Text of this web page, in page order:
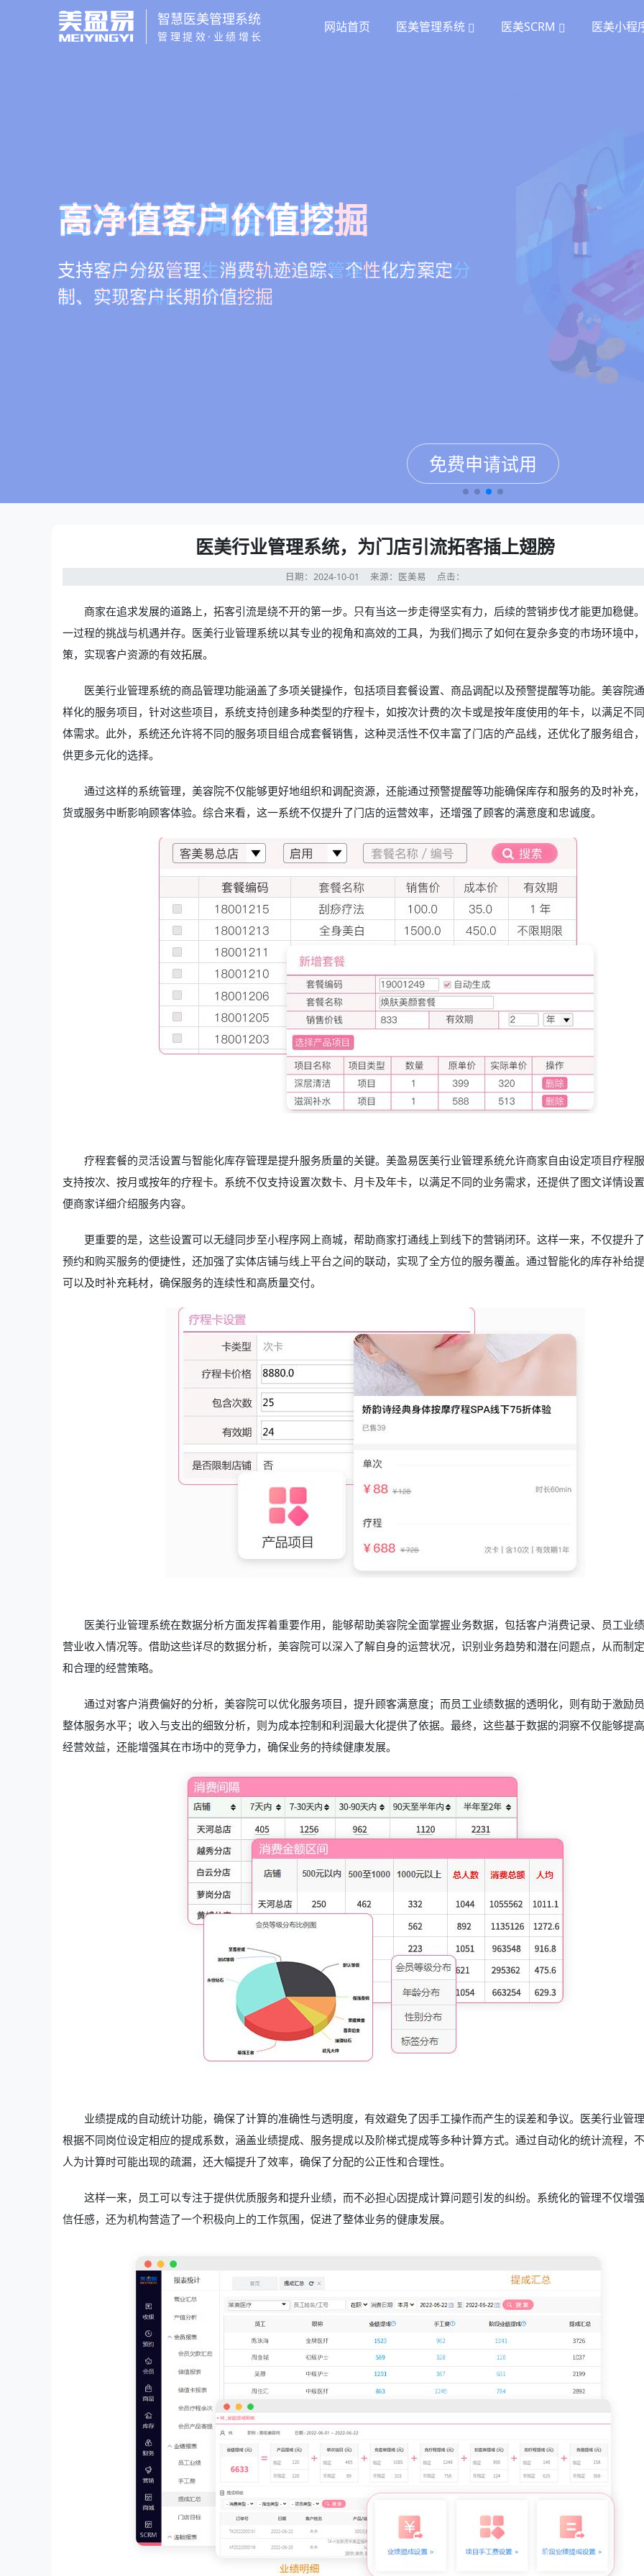
智慧医美管理系统
管理提效·业绩增长
网站首页 医美管理系统 医美SCRM 医美小程
智慧医美管理系统
一站式解决医美机构预约、咨询、手术安排、会员管
理、财务核算全流程管理
免费申请试用
医疗资源调度管理
支持电子病历、医生排班、手术室管理、智能预约分
配，科学安排医疗资源
免费申请试用
高净值客户价值挖掘
支持客户分级管理、消费轨迹追踪、个性化方案定
制、实现客户长期价值挖掘
免费申请试用
营销与私域运营
提供小程序商城、私域scrm、项目套餐、裂变分销多
种营销工具，助力获客与转化
免费申请试用
医美行业管理系统，为门店引流拓客插上翅膀
日期：2024-10-01 来源：医美易 点击：
商家在追求发展的道路上，拓客引流是绕不开的第一步。只有当这一步走得坚实有力，后续的营销步伐才能更加稳健
一过程的挑战与机遇并存。 医美行业管理系统以其专业的视角和高效的工具，为我们揭示了如何在复杂多变的市场环境中
策，实现客户资源的有效拓展。
医美行业管理系统的商品管理功能涵盖了多项关键操作，包括项目套餐设置、商品调配以及预警提醒等功能。美容院
样化的服务项目，针对这些项目，系统支持创建多种类型的疗程卡，如按次计费的次卡或是按年度使用的年卡，以满足不
体需求。此外，系统还允许将不同的服务项目组合成套餐销售，这种灵活性不仅丰富了门店的产品线，还优化了服务组合
供更多元化的选择。
通过这样的系统管理，美容院不仅能够更好地组织和调配资源，还能通过预警提醒等功能确保库存和服务的及时补充
货或服务中断影响顾客体验。综合来看，这一系统不仅提升了门店的运营效率，还增强了顾客的满意度和忠诚度。
疗程套餐的灵活设置与智能化库存管理是提升服务质量的关键。美盈易医美行业管理系统允许商家自由设定项目疗程
支持按次、按月或按年的疗程卡。系统不仅支持设置次数卡、月卡及年卡，以满足不同的业务需求，还提供了图文详情设
便商家详细介绍服务内容。
更重要的是，这些设置可以无缝同步至小程序网上商城，帮助商家打通线上到线下的营销闭环。这样一来，不仅提升
预约和购买服务的便捷性，还加强了实体店铺与线上平台之间的联动，实现了全方位的服务覆盖。通过智能化的库存补给
可以及时补充耗材，确保服务的连续性和高质量交付。
医美行业管理系统在数据分析方面发挥着重要作用，能够帮助美容院全面掌握业务数据，包括客户消费记录、员工业
营业收入情况等。借助这些详尽的数据分析，美容院可以深入了解自身的运营状况，识别业务趋势和潜在问题点，从而制
和合理的经营策略。
通过对客户消费偏好的分析，美容院可以优化服务项目，提升顾客满意度；而员工业绩数据的透明化，则有助于激励
整体服务水平；收入与支出的细致分析，则为成本控制和利润最大化提供了依据。最终，这些基于数据的洞察不仅能够提
经营效益，还能增强其在市场中的竞争力，确保业务的持续健康发展。
业绩提成的自动统计功能，确保了计算的准确性与透明度，有效避免了因手工操作而产生的误差和争议。医美行业管
根据不同岗位设定相应的提成系数，涵盖业绩提成、服务提成以及阶梯式提成等多种计算方式。通过自动化的统计流程，
人为计算时可能出现的疏漏，还大幅提升了效率，确保了分配的公正性和合理性。
这样一来，员工可以专注于提供优质服务和提升业绩，而不必担心因提成计算问题引发的纠纷。系统化的管理不仅增
信任感，还为机构营造了一个积极向上的工作氛围，促进了整体业务的健康发展。